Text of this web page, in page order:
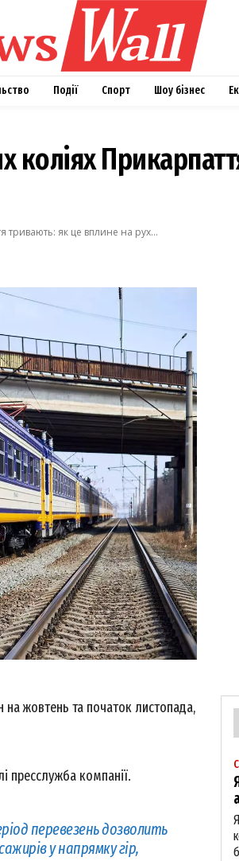
Події Спорт Шоу бізнес
коліях
тривають: як це вплине на рух...
жовтень та початок листопада,
пресслужба компанії.
перевезень дозволить
у напрямку гір,